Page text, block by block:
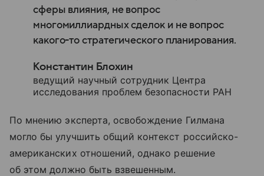
сферы влияния, не вопрос
многомиллиардных сделок и не вопрос
какого-то стратегического планирования.
Константин Блохин
ведущий научный сотрудник Центра
исследования проблем безопасности РАН
По мнению эксперта, освобождение Гилмана
могло бы улучшить общий контекст российско-
американских отношений, однако решение
об этом должно быть взвешенным.